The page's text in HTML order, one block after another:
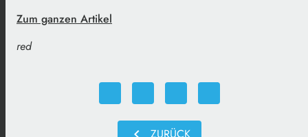
Zum ganzen Artikel
red
ZURÜCK